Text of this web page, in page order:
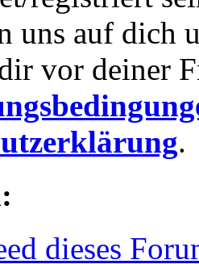
uns auf dich
vor deiner
.
dieses